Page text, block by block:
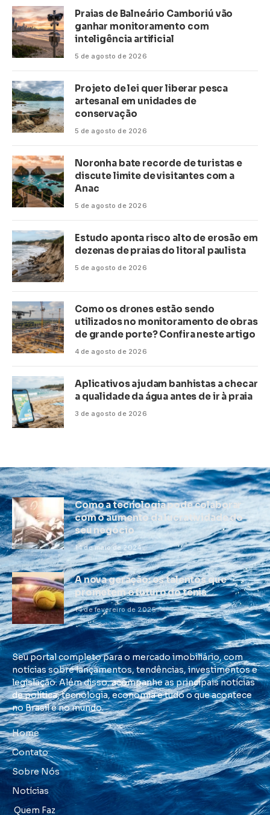
Praias de Balneário Camboriú vão
ganhar monitoramento com
inteligência artificial
5 de agosto de 2026
Projeto de lei quer liberar pesca
artesanal em unidades de
conservação
5 de agosto de 2026
Noronha bate recorde de turistas e
discute limite de visitantes com a
Anac
5 de agosto de 2026
Estudo aponta risco alto de erosão em
dezenas de praias do litoral paulista
5 de agosto de 2026
Como os drones estão sendo
utilizados no monitoramento de obras
de grande porte? Confira neste artigo
4 de agosto de 2026
Aplicativos ajudam banhistas a checar
a qualidade da água antes de ir à praia
3 de agosto de 2026
Como a tecnologia pode colaborar
com o aumento da lucratividade do
seu negócio
14 de maio de 2024
A nova geração: os talentos que
prometem o futuro do tênis
14 de fevereiro de 2025
Seu portal completo para o mercado imobiliário, com
notícias sobre lançamentos, tendências, investimentos e
legislação. Além disso, acompanhe as principais notícias
de política, tecnologia, economia e tudo o que acontece
no Brasil e no mundo.
Home
Contato
Sobre Nós
Notícias
Quem Faz